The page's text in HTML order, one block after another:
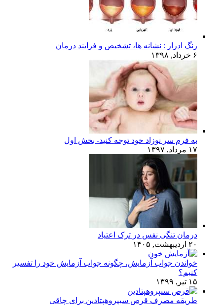
رنگ ادرار : نشانه ها، تشخیص و فرایند درمان
۶ خرداد, ۱۳۹۸
به فرم سر نوزاد خود توجه کنید- بخش اول
۱۷ مرداد, ۱۳۹۷
درمان تنگی نفس در ترک اعتیاد
۲۰ اردیبهشت, ۱۴۰۵
خواندن جواب آزمایش، چگونه جواب آزمایش خود را تفسیر
کنیم؟
۱۵ تیر, ۱۳۹۹
طریقه مصرف قرص سیپروهپتادین برای چاقی